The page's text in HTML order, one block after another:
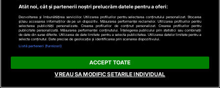
Atât noi, cât și partenerii noștri prelucrăm datele pentru a oferi:
Dezvoltarea și îmbunătățirea serviciilor. Utilizarea profilurilor pentru selectarea conținutului personalizat. Stocarea
și/sau accesarea informațiilor de pe un dispozitiv. Măsurarea performanței reclamelor. Utilizarea profilurilor pentru
selectarea publicității personalizate. Crearea profilurilor de conținut personalizat. Crearea profilurilor pentru
publicitate personalizată. Măsurarea performanței conținutului. Înțelegerea publicului prin statistici sau combinații
de date din surse diferite. Utilizarea de date limitate pentru a selecta publicitatea. Utilizarea datelor limitate pentru a
selecta conținutul. Date precise de geolocație și identificarea prin scanarea dispozitivului.
Listă parteneri (furnizori)
ACCEPT TOATE
VREAU SA MODIFIC SETARILE INDIVIDUAL